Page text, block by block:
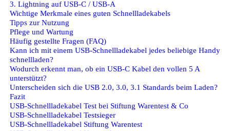
3. Lightning auf USB-C / USB-A
Wichtige Merkmale eines guten Schnellladekabels
Tipps zur Nutzung
Pflege und Wartung
Häufig gestellte Fragen (FAQ)
Kann ich mit einem USB-Schnellladekabel jedes beliebige Handy
schnellladen?
Wodurch erkennt man, ob ein USB-C Kabel den vollen 5 A
unterstützt?
Unterscheiden sich die USB 2.0, 3.0, 3.1 Standards beim Laden?
Fazit
USB-Schnellladekabel Test bei Stiftung Warentest & Co
USB-Schnellladekabel Testsieger
USB-Schnellladekabel Stiftung Warentest